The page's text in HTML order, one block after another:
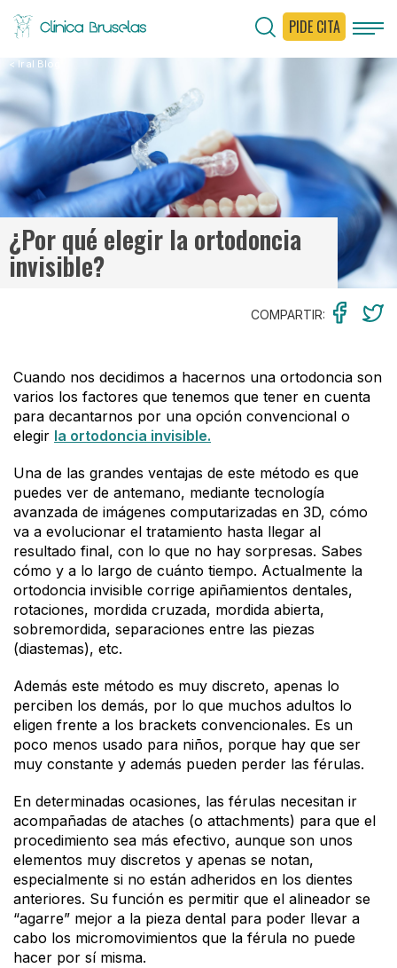
PIDE CITA
< Ir al Blog
¿Por qué elegir la ortodoncia
invisible?
COMPARTIR:
Cuando nos decidimos a hacernos una ortodoncia son
varios los factores que tenemos que tener en cuenta
para decantarnos por una opción convencional o
elegir la ortodoncia invisible.
Una de las grandes ventajas de este método es que
puedes ver de antemano, mediante tecnología
avanzada de imágenes computarizadas en 3D, cómo
va a evolucionar el tratamiento hasta llegar al
resultado final, con lo que no hay sorpresas. Sabes
cómo y a lo largo de cuánto tiempo. Actualmente la
ortodoncia invisible corrige apiñamientos dentales,
rotaciones, mordida cruzada, mordida abierta,
sobremordida, separaciones entre las piezas
(diastemas), etc.
Además este método es muy discreto, apenas lo
perciben los demás, por lo que muchos adultos lo
eligen frente a los brackets convencionales. Es un
poco menos usado para niños, porque hay que ser
muy constante y además pueden perder las férulas.
En determinadas ocasiones, las férulas necesitan ir
acompañadas de ataches (o attachments) para que el
procedimiento sea más efectivo, aunque son unos
elementos muy discretos y apenas se notan,
especialmente si no están adheridos en los dientes
anteriores. Su función es permitir que el alineador se
“agarre” mejor a la pieza dental para poder llevar a
cabo los micromovimientos que la férula no puede
hacer por sí misma.